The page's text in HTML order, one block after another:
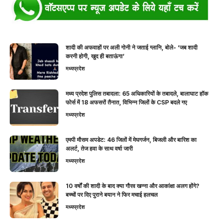
शादी की अफवाहों पर अली गोनी ने जताई ग्लानि, बोले- ‘जब शादी
करनी होगी, खुद ही बताऊंगा’
मध्यप्रदेश
मध्य प्रदेश पुलिस तबादला: 65 अधिकारियों के तबादले, बालाघाट हॉक
फोर्स में 18 अफसरों तैनात, विभिन्न जिलों के CSP बदले गए
मध्यप्रदेश
एमपी मौसम अपडेट: 46 जिलों में मेघगर्जन, बिजली और बारिश का
अलर्ट, तेज हवा के साथ वर्षा जारी
मध्यप्रदेश
10 वर्षों की शादी के बाद क्या गौरव खन्ना और आकांक्षा अलग होंगे?
बच्चों पर दिए पुराने बयान ने फिर मचाई हलचल
मध्यप्रदेश